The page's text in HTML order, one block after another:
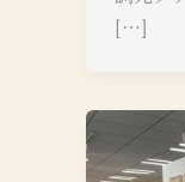
[…]